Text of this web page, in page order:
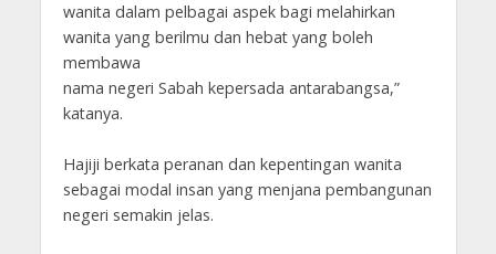
wanita dalam pelbagai aspek bagi melahirkan
wanita yang berilmu dan hebat yang boleh
membawa
nama negeri Sabah kepersada antarabangsa,”
katanya.
Hajiji berkata peranan dan kepentingan wanita
sebagai modal insan yang menjana pembangunan
negeri semakin jelas.